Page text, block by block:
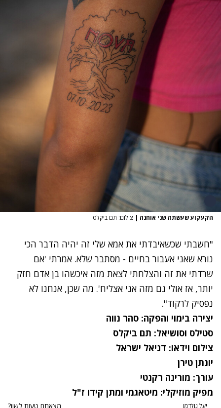
הקעקוע שעשתה שני אוחנה | צילום: תם ביקלס
"חשבתי שכשאיבדתי את אמא שלי זה יהיה הדבר הכי
נורא שאני אעבור בחיים - מסתבר שלא. אמרתי 'אם
שרדתי את זה והצלחתי לצאת מזה איכשהו בן אדם חזק
יותר, אז אולי גם מזה אני אצליח'. מה שכן, אנחנו לא
נפסיק לרקוד".
יצירה בימוי והפקה: סהר נווה
סטילס וסושיאל: תם ביקלס
צילום וידאו: דניאל ישראל
יונתן טירן
עורך: מורינה רקנטי
מפיק מוזיקלי: מיטאגמי ומתן קידו ז"ל
יעל גולדמן מצאתם טעות לשון?